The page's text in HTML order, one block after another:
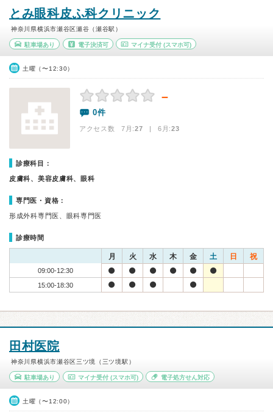
とみ眼科皮ふ科クリニック
神奈川県横浜市瀬谷区瀬谷（瀬谷駅）
駐車場あり 電子決済可 マイナ受付 (スマホ可)
土曜（〜12:30）
－
0件
アクセス数 7月:27 | 6月:23
診療科目：
皮膚科、美容皮膚科、眼科
専門医・資格：
形成外科専門医、眼科専門医
診療時間
月 火 水 木 金 土 日 祝
09:00-12:30
15:00-18:30
田村医院
神奈川県横浜市瀬谷区三ツ境（三ツ境駅）
駐車場あり マイナ受付(スマホ可) 電子処方せん対応
土曜（〜12:00）